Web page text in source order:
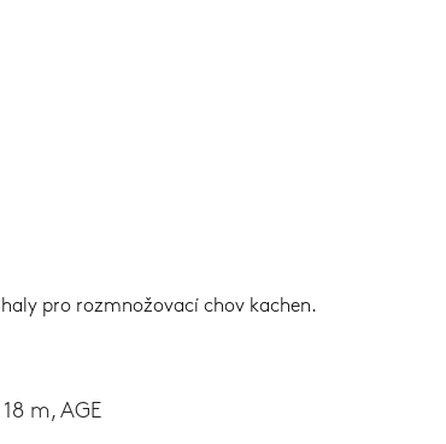
pro rozmnožovací chov kachen.
18 m, AGE